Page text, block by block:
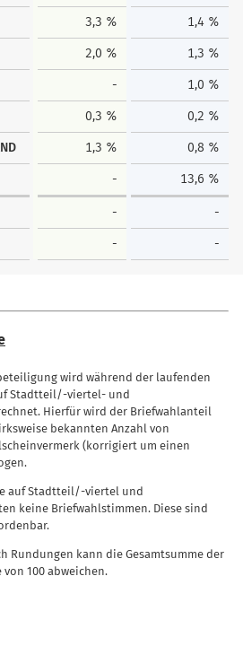
3,3 % 1,4 %
2,0 % 1,3 %
- 1,0 %
0,3 % 0,2 %
1,3 % 0,8 %
- 13,6 %
- -
- -
wird während der laufenden
Stadtteil/-viertel- und
Hierfür wird der Briefwahlanteil
bekannten Anzahl von
(korrigiert um einen
auf Stadtteil/-viertel und
keine Briefwahlstimmen. Diese sind
Rundungen kann die Gesamtsumme der
100 abweichen.